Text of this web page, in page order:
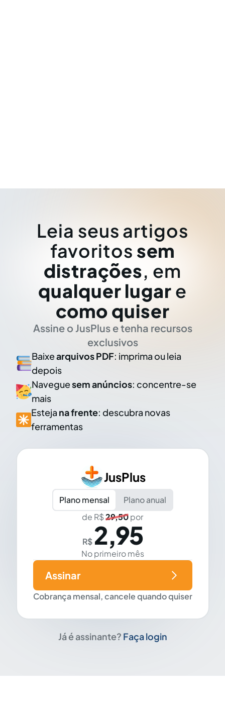
Leia seus artigos
favoritos sem
distrações, em
qualquer lugar e
como quiser
Assine o JusPlus e tenha recursos
exclusivos
Baixearquivos PDF: imprima ou leia
depois
Naveguesem anúncios: concentre-se
mais
Esteja na frente: descubra novas
ferramentas
JusPlus
Plano mensal
Plano anual
de R$29,50por
R$ 2,95
No primeiro mês
Cobrança mensal, cancele quando quiser
Assinar
Já é assinante? Faça login